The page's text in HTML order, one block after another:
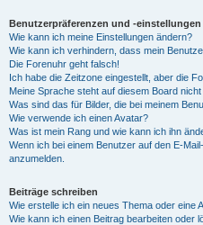
Benutzerpräferenzen und -einstellungen
Wie kann ich meine Einstellungen ändern?
Wie kann ich verhindern, dass mein
Die Forenuhr geht falsch!
Ich habe die Zeitzone eingestellt, aber die
Meine Sprache steht auf diesem Board
Was sind das für Bilder, die bei meinem
Wie verwende ich einen Avatar?
Was ist mein Rang und wie kann ich ihn
Wenn ich bei einem Benutzer auf den E-
anzumelden.
Beiträge schreiben
Wie erstelle ich ein neues Thema oder eine
Wie kann ich einen Beitrag bearbeiten oder